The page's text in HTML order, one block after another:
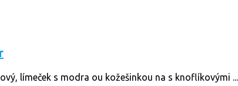
límeček s modra ou kožešinkou na s knoflíkovými ...